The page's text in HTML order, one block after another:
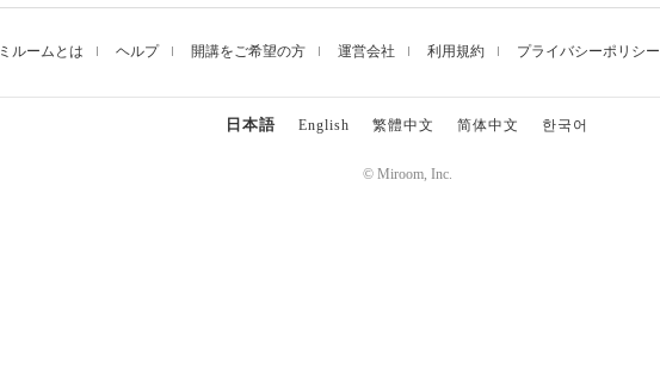
ミルームとは ヘルプ 開講をご希望の方 運営会社 利用規約 プライバシーポリシー
日本語 English 繁體中文 简体中文 한국어
© Miroom, Inc.